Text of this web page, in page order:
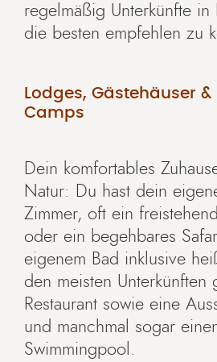
regelmäßig Unterkünfte
die besten empfehlen zu
Lodges, Gästehäuser &
Camps
Dein komfortables
Natur: Du hast dein
Zimmer, oft ein
oder ein begehbares
eigenem Bad inklusive
den meisten Unterkünften
Restaurant sowie eine
und manchmal sogar
Swimmingpool.